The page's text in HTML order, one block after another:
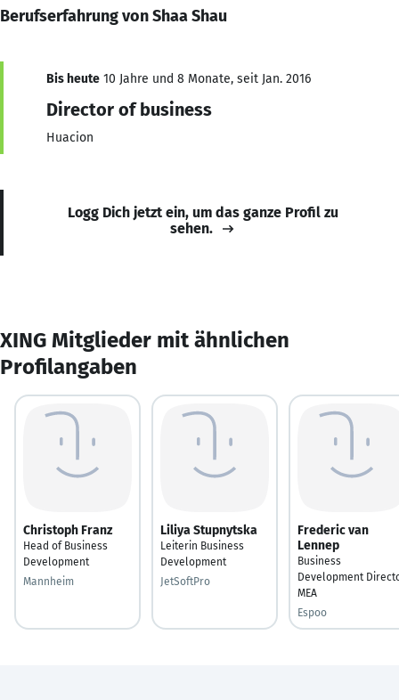
Berufserfahrung von Shaa Shau
Bis heute 10 Jahre und 8 Monate, seit Jan. 2016
Director of business
Huacion
Logg Dich jetzt ein, um das ganze Profil zu
sehen.
XING Mitglieder mit ähnlichen
Profilangaben
Christoph Franz
Head of Business
Development
Mannheim
Liliya Stupnytska
Leiterin Business
Development
JetSoftPro
Frederic van
Lennep
Business
Development
MEA
Espoo